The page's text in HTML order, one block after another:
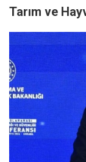
Tarım ve